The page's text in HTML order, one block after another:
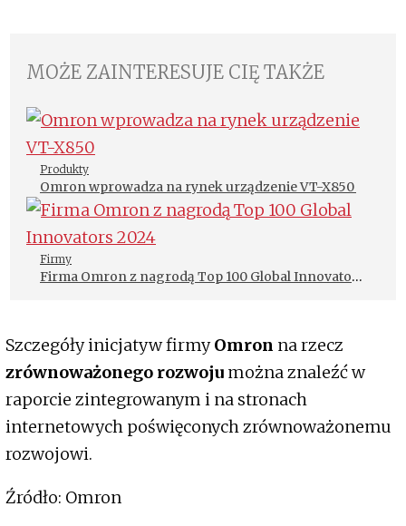
MOŻE ZAINTERESUJE CIĘ TAKŻE
Produkty
Omron wprowadza na rynek urządzenie VT-X850
Firmy
Firma Omron z nagrodą Top 100 Global Innovators
Szczegóły inicjatyw firmyOmron na rzecz
zrównoważonego rozwoju można znaleźć w
raporcie zintegrowanym i na stronach
internetowych poświęconych zrównoważonemu
rozwojowi.
Źródło: Omron